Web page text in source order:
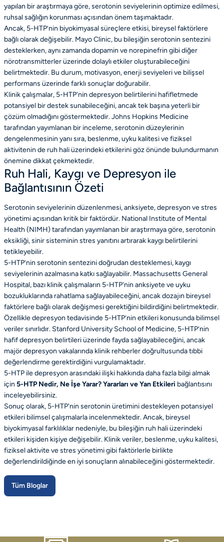
yapılan bir araştırmaya göre, serotonin seviyelerinin optimize edilmesi,
ruhsal sağlığın korunması açısından önem taşımaktadır.
Ancak, 5-HTP’nin biyokimyasal süreçlere etkisi, bireysel faktörlere
bağlı olarak değişebilir. Mayo Clinic, bu bileşiğin serotonin sentezini
desteklerken, aynı zamanda dopamin ve norepinefrin gibi diğer
nörotransmitterler üzerinde dolaylı etkiler oluşturabileceğini
belirtmektedir. Bu durum, motivasyon, enerji seviyeleri ve bilişsel
performans üzerinde farklı sonuçlar doğurabilir.
Klinik çalışmalar, 5-HTP'nin depresyon belirtilerini hafifletmede
potansiyel bir destek sunabileceğini, ancak tek başına yeterli bir
çözüm olmadığını göstermektedir. Johns Hopkins Medicine
tarafından yayımlanan bir inceleme, serotonin düzeylerinin
dengelenmesinin yanı sıra, beslenme, uyku kalitesi ve fiziksel
aktivitenin de ruh hali üzerindeki etkilerini göz önünde bulundurmanın
önemine dikkat çekmektedir.
Ruh Hali, Kaygı ve Depresyon ile
Bağlantısının Özeti
Serotonin seviyelerinin düzenlenmesi, anksiyete, depresyon ve stres
yönetimi açısından kritik bir faktördür. National Institute of Mental
Health (NIMH) tarafından yayımlanan bir araştırmaya göre, serotonin
eksikliği, sinir sisteminin stres yanıtını artırarak kaygı belirtilerini
tetikleyebilir.
5-HTP’nin serotonin sentezini doğrudan desteklemesi, kaygı
seviyelerinin azalmasına katkı sağlayabilir. Massachusetts General
Hospital, bazı klinik çalışmaların 5-HTP'nin anksiyete ve uyku
bozukluklarında rahatlama sağlayabileceğini, ancak dozajın bireysel
faktörlere bağlı olarak değişmesi gerektiğini bildirdiğini belirtmektedir.
Özellikle depresyon tedavisinde 5-HTP’nin etkileri konusunda bilimsel
veriler sınırlıdır. Stanford University School of Medicine, 5-HTP’nin
hafif depresyon belirtileri üzerinde fayda sağlayabileceğini, ancak
majör depresyon vakalarında klinik rehberler doğrultusunda tıbbi
değerlendirme gerektirdiğini vurgulamaktadır.
5-HTP ile depresyon arasındaki ilişki hakkında daha fazla bilgi almak
için 5-HTP Nedir, Ne İşe Yarar? Yararları ve Yan Etkileri bağlantısını
inceleyebilirsiniz.
Sonuç olarak, 5-HTP'nin serotonin üretimini destekleyen potansiyel
etkileri bilimsel çalışmalarla incelenmektedir. Ancak, bireysel
biyokimyasal farklılıklar nedeniyle, bu bileşiğin ruh hali üzerindeki
etkileri kişiden kişiye değişebilir. Klinik veriler, beslenme, uyku kalitesi,
fiziksel aktivite ve stres yönetimi gibi faktörlerle birlikte
değerlendirildiğinde en iyi sonuçların alınabileceğini göstermektedir.
Tüm Bloglar